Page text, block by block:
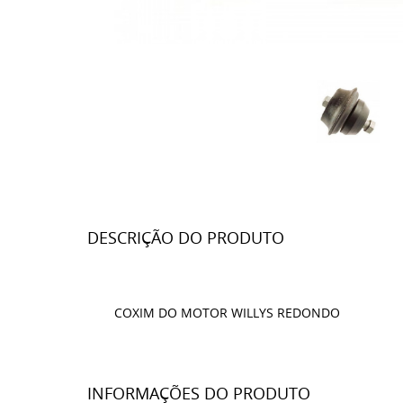
DESCRIÇÃO DO PRODUTO
COXIM DO MOTOR WILLYS REDONDO
INFORMAÇÕES DO PRODUTO